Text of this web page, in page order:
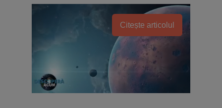
Citește articolul